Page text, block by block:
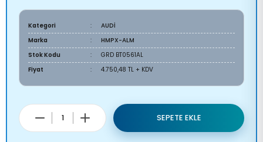
Kategori
AUDİ
Marka
HMPX-ALM
Stok Kodu
GRD BT0561AL
Fiyat
4.750,48 TL + KDV
SEPETE EKLE